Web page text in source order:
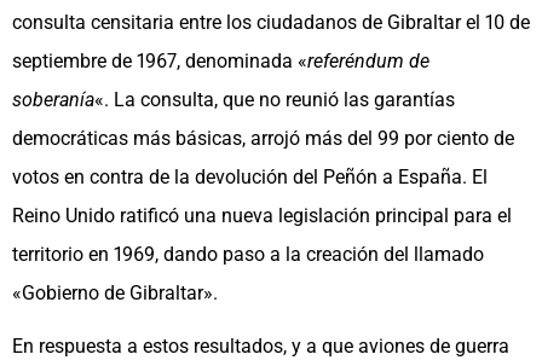
consulta censitaria entre los ciudadanos de Gibraltar el 10 de
septiembre de 1967, denominada «referéndum de
soberanía«. La consulta, que no reunió las garantías
democráticas más básicas, arrojó más del 99 por ciento de
votos en contra de la devolución del Peñón a España.​ El
Reino Unido ratificó una nueva legislación principal para el
territorio en 1969, dando paso a la creación del llamado
«Gobierno de Gibraltar».
En respuesta a estos resultados, y a que aviones de guerra